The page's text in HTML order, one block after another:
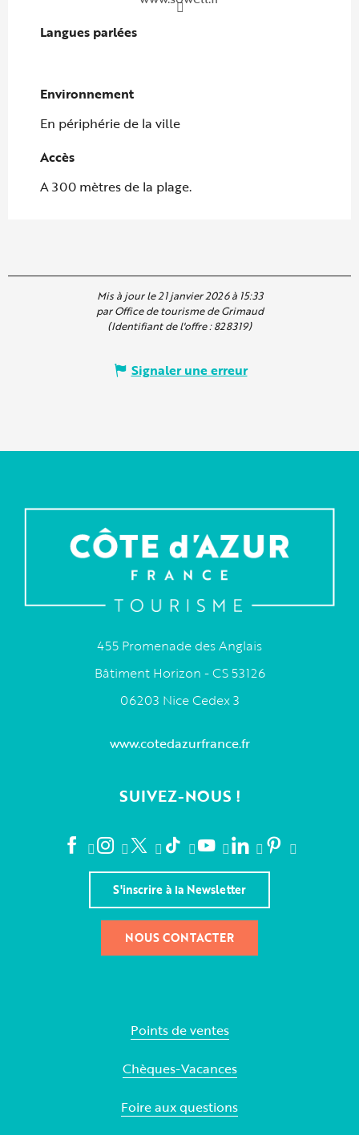
Langues parlées
Langues parlées
Environnement
Environnement
En périphérie de la ville
Accès
Accès
A 300 mètres de la plage.
Mis à jour le 21 janvier 2026 à 15:33
par Office de tourisme de Grimaud
(Identifiant de l'offre :828319)
Signaler une erreur
455 Promenade des Anglais
Bâtiment Horizon - CS 53126
06203 Nice Cedex 3
www.cotedazurfrance.fr
SUIVEZ-NOUS !
S'inscrire à la Newsletter
NOUS CONTACTER
Points de ventes
Chèques-Vacances
Foire aux questions